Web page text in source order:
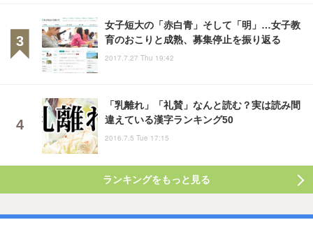
女子短大の「赤白青」そして「明」…女子教
育のおこりと成熟、募集停止を振り返る
2017.7.27 Thu 19:42
「乳離れ」「礼賛」なんと読む？実は読み間
違えている漢字ランキング50
2016.7.5 Tue 17:15
ランキングをもっと見る